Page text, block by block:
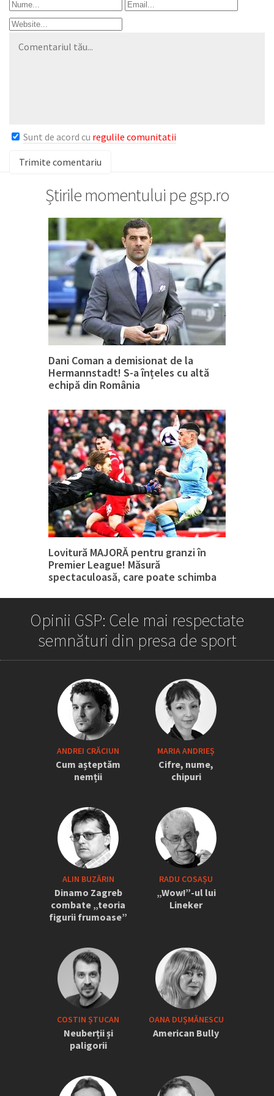
Sunt de acord cu regulile comunitatii
Știrile momentului pe gsp.ro
Dani Coman a demisionat de la
Hermannstadt! S-a înțeles cu altă
echipă din România
Lovitură MAJORĂ pentru granzi în
Premier League! Măsură
spectaculoasă, care poate schimba
„Iordănescu a tras sforile să revină la
națională” » Pițurcă face dezvăluiri
tari: „Dacă știam că vine el...” +
Scena din avion: „Era transfigurat”
Opinii GSP: Cele mai respectate
semnături din presa de sport
ANDREI CRĂCIUN
Cum așteptăm
nemții
MARIA ANDRIEŞ
Cifre, nume,
chipuri
ALIN BUZĂRIN
Dinamo Zagreb
combate „teoria
figurii frumoase”
RADU COSAȘU
„Wow!”-ul lui
Lineker
COSTIN ȘTUCAN
Neuberții și
paligorii
OANA DUȘMĂNESCU
American Bully